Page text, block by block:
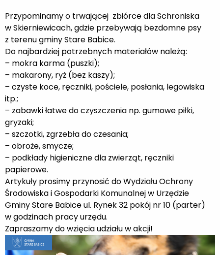
Przypominamy o trwającej zbiórce dla Schroniska
w Skierniewicach, gdzie przebywają bezdomne psy
z terenu gminy Stare Babice.
Do najbardziej potrzebnych materiałów należą:
– mokra karma (puszki);
– makarony, ryż (bez kaszy);
– czyste koce, ręczniki, pościele, posłania, legowiska
itp.;
– zabawki łatwe do czyszczenia np. gumowe piłki,
gryzaki;
– szczotki, zgrzebła do czesania;
– obroże, smycze;
– podkłady higieniczne dla zwierząt, ręczniki
papierowe.
Artykuły prosimy przynosić do Wydziału Ochrony
Środowiska i Gospodarki Komunalnej w Urzędzie
Gminy Stare Babice ul. Rynek 32 pokój nr 10 (parter)
w godzinach pracy urzędu.
Zapraszamy do wzięcia udziału w akcji!